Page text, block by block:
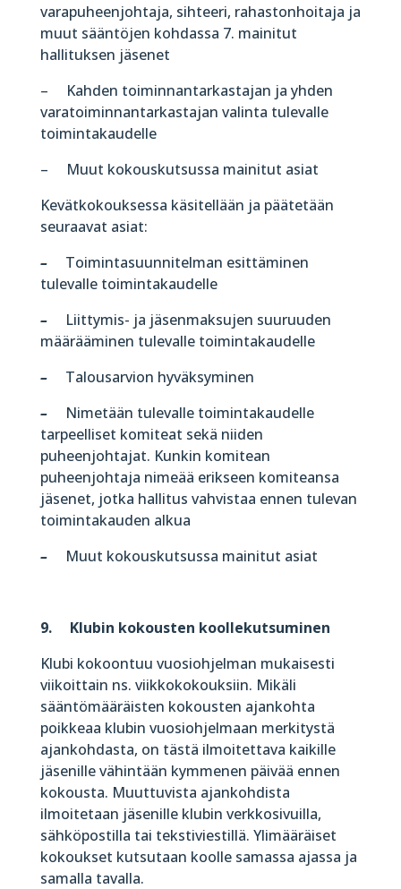
varapuheenjohtaja, sihteeri, rahastonhoitaja ja
muut sääntöjen kohdassa 7. mainitut
hallituksen jäsenet
– Kahden toiminnantarkastajan ja yhden
varatoiminnantarkastajan valinta tulevalle
toimintakaudelle
– Muut kokouskutsussa mainitut asiat
Kevätkokouksessa käsitellään ja päätetään
seuraavat asiat:
– Toimintasuunnitelman esittäminen
tulevalle toimintakaudelle
–
Liittymis- ja jäsenmaksujen suuruuden
määrääminen tulevalle toimintakaudelle
– Talousarvion hyväksyminen
–
Nimetään tulevalle toimintakaudelle
tarpeelliset komiteat sekä niiden
puheenjohtajat. Kunkin komitean
puheenjohtaja nimeää erikseen komiteansa
jäsenet, jotka hallitus vahvistaa ennen tulevan
toimintakauden alkua
–
Muut kokouskutsussa mainitut asiat
9. Klubin kokousten koollekutsuminen
Klubi kokoontuu vuosiohjelman mukaisesti
viikoittain ns. viikkokokouksiin. Mikäli
sääntömääräisten kokousten ajankohta
poikkeaa klubin vuosiohjelmaan merkitystä
ajankohdasta, on tästä ilmoitettava kaikille
jäsenille vähintään kymmenen päivää ennen
kokousta. Muuttuvista ajankohdista
ilmoitetaan jäsenille klubin verkkosivuilla,
sähköpostilla tai tekstiviestillä. Ylimääräiset
kokoukset kutsutaan koolle samassa ajassa ja
samalla tavalla.